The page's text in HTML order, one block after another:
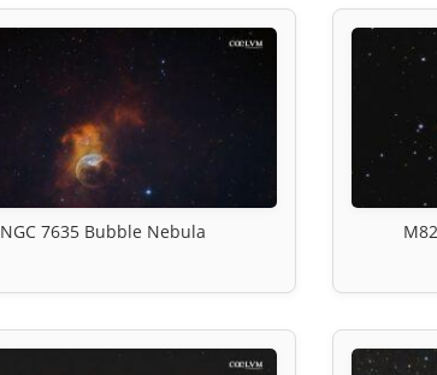
NGC 7635 Bubble Nebula